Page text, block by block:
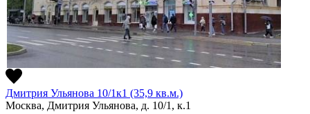
Дмитрия Ульянова 10/1к1 (35,9 кв.м.)
Москва, Дмитрия Ульянова, д. 10/1, к.1